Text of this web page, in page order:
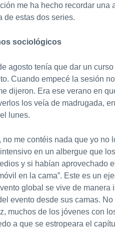
me ha hecho recordar
de estas dos series.
sociológicos
agosto tenía que dar un
Cuando empecé la sesión
dijeron. Era ese verano en
los veía de madrugada,
lunes.
no me contéis nada que yo no
en un albergue que
y si habían aprovechado
en la cama”. Este es un
global se vive de
evento desde sus camas.
muchos de los jóvenes con
a que se estropeara el